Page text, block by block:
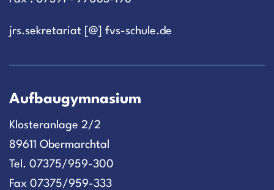
jrs.sekretariat [@] fvs-schule.de
Aufbaugymnasium
Klosteranlage 2/2
89611 Obermarchtal
Tel. 07375/959-300
Fax 07375/959-333